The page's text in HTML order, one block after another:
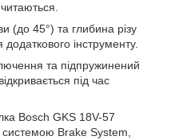
(до 45°) та глибина різу
інструменту.
та підпружинений
під час
Bosch GKS 18V-57
системою Brake System,